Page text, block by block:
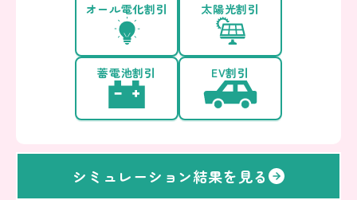
オール電化割引 太陽光割引
蓄電池割引 EV割引
シミュレーション結果を見る